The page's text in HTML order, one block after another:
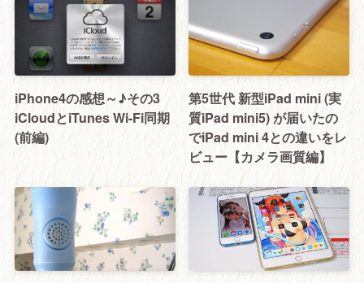
iPhone4の感想～♪その3
iCloudとiTunes Wi-Fi同期
(前編)
第5世代 新型iPad mini (実
質iPad mini5) が届いたの
でiPad mini 4との違いをレ
ビュー【カメラ画質編】